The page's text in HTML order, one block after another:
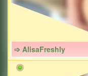
➩ AlisaFreshly